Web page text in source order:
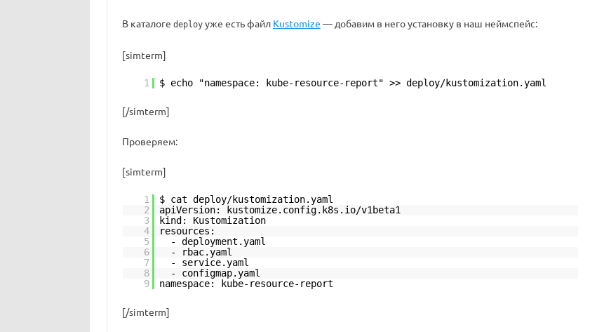
В каталоге deployуже есть файл Kustomize — добавим в него установку в наш неймспейс:
[simterm]
1 $ echo "namespace: kube-resource-report" >> deploy/kustomization.yaml
[/simterm]
Проверяем:
[simterm]
1
$ cat deploy/kustomization.yaml
2
apiVersion: kustomize.config.k8s.io/v1beta1
3
kind: Kustomization
4
resources:
5
- deployment.yaml
6
- rbac.yaml
7
- service.yaml
8
- configmap.yaml
9
namespace: kube-resource-report
[/simterm]